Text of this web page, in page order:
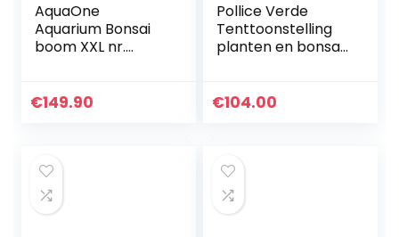
AquaOne
Aquarium Bonsai
boom XXL nr.
50x25x40 cm I
€149.90
Pollice Verde
Tenttoonstelling
planten en bonsai
mm, wit
€104.00